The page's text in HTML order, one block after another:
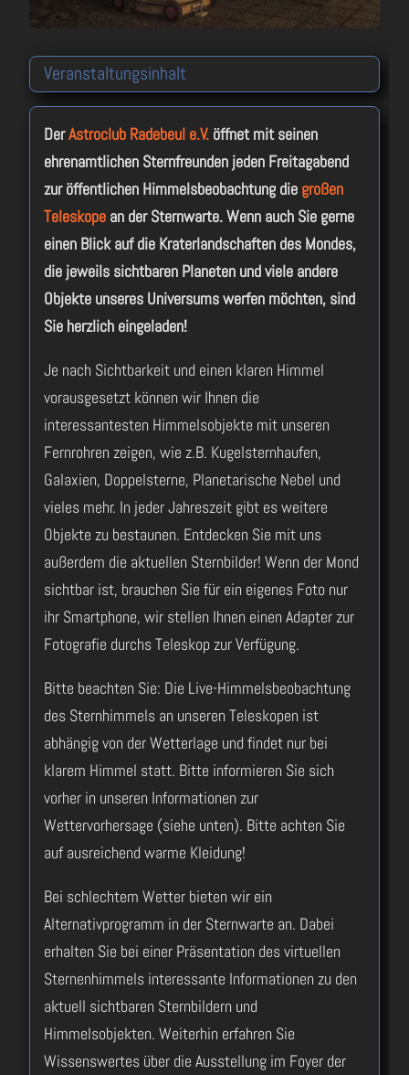
Veranstaltungsinhalt
DerAstroclub Radebeul e.V. öffnet mit seinen
ehrenamtlichen Sternfreunden jeden Freitagabend
zur öffentlichen Himmelsbeobachtung die großen
Teleskope an der Sternwarte. Wenn auch Sie gerne
einen Blick auf die Kraterlandschaften des Mondes,
die jeweils sichtbaren Planeten und viele andere
Objekte unseres Universums werfen möchten, sind
Sie herzlich eingeladen!
Je nach Sichtbarkeit und einen klaren Himmel
vorausgesetzt können wir Ihnen die
interessantesten Himmelsobjekte mit unseren
Fernrohren zeigen, wie z.B. Kugelsternhaufen,
Galaxien, Doppelsterne, Planetarische Nebel und
vieles mehr. In jeder Jahreszeit gibt es weitere
Objekte zu bestaunen. Entdecken Sie mit uns
außerdem die aktuellen Sternbilder! Wenn der Mond
sichtbar ist, brauchen Sie für ein eigenes Foto nur
ihr Smartphone, wir stellen Ihnen einen Adapter zur
Fotografie durchs Teleskop zur Verfügung.
Bitte beachten Sie: Die Live-Himmelsbeobachtung
des Sternhimmels an unseren Teleskopen ist
abhängig von der Wetterlage und findet nur bei
klarem Himmel statt. Bitte informieren Sie sich
vorher in unseren Informationen zur
Wettervorhersage (siehe unten). Bitte achten Sie
auf ausreichend warme Kleidung!
Bei schlechtem Wetter bieten wir ein
Alternativprogramm in der Sternwarte an. Dabei
erhalten Sie bei einer Präsentation des virtuellen
Sternenhimmels interessante Informationen zu den
aktuell sichtbaren Sternbildern und
Himmelsobjekten. Weiterhin erfahren Sie
Wissenswertes über die Ausstellung im Foyer der